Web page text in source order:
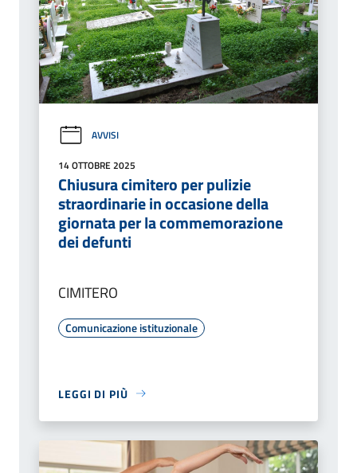
AVVISI
14 OTTOBRE 2025
Chiusura cimitero per pulizie
straordinarie in occasione della
giornata per la commemorazione
dei defunti
CIMITERO
Comunicazione istituzionale
LEGGI DI PIÙ